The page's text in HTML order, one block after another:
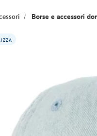
Borse e accessori